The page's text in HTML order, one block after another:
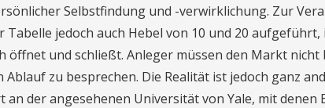
Selbstfindung und -verwirklichung. Zur
Tabelle jedoch auch Hebel von 10 und 20
öffnet und schließt. Anleger müssen den Markt
zu besprechen. Die Realität ist jedoch ganz
an der angesehenen Universität von Yale, mit